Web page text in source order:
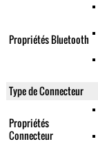
Propriétés Bluetooth
Type de Connecteur
Propriétés
Connecteur